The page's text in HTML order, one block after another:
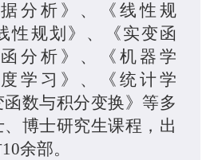
分析》、《线性规
性规划》、《实变函
分析》、《机器学
学习》、《统计学
数与积分变换》等多
博士研究生课程，出
余部。